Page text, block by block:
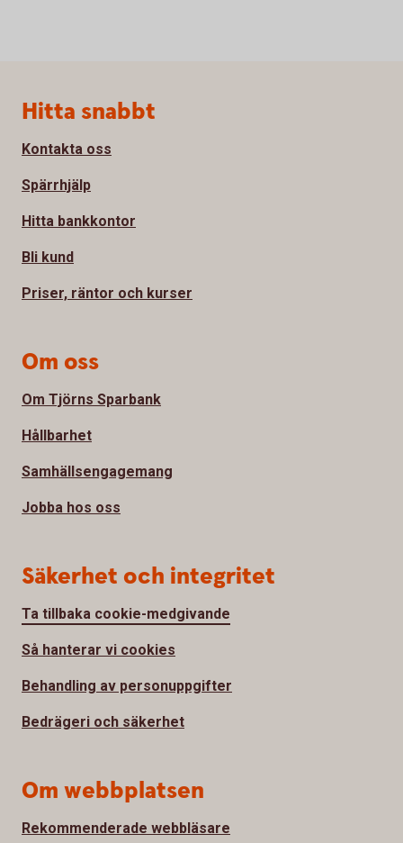
Sidfot
Hitta snabbt
Kontakta oss
Spärrhjälp
Hitta bankkontor
Bli kund
Priser, räntor och kurser
Om oss
Om Tjörns Sparbank
Hållbarhet
Samhällsengagemang
Jobba hos oss
Säkerhet och integritet
Ta tillbaka cookie-medgivande
Så hanterar vi cookies
Behandling av personuppgifter
Bedrägeri och säkerhet
Om webbplatsen
Rekommenderade webbläsare